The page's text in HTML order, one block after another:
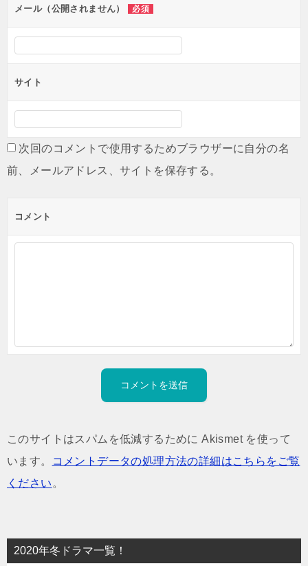
ンメール（公開されません） 必須
サイト
次回のコメントで使用するためブラウザーに自分の名
前、メールアドレス、サイトを保存する。
コメント
このサイトはスパムを低減するために Akismet を使って
います。
コメントデータの処理方法の詳細はこちらをご覧
ください 。
2020年冬ドラマ一覧！